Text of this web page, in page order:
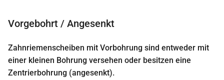
Vorgebohrt / Angesenkt
Zahnriemenscheiben mit Vorbohrung sind entweder mit
einer kleinen Bohrung versehen oder besitzen eine
Zentrierbohrung (angesenkt).